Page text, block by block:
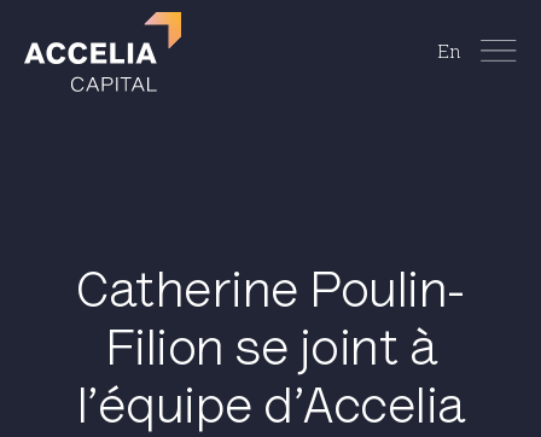
En
Catherine Poulin-
Filion se joint à
l’équipe d’Accelia